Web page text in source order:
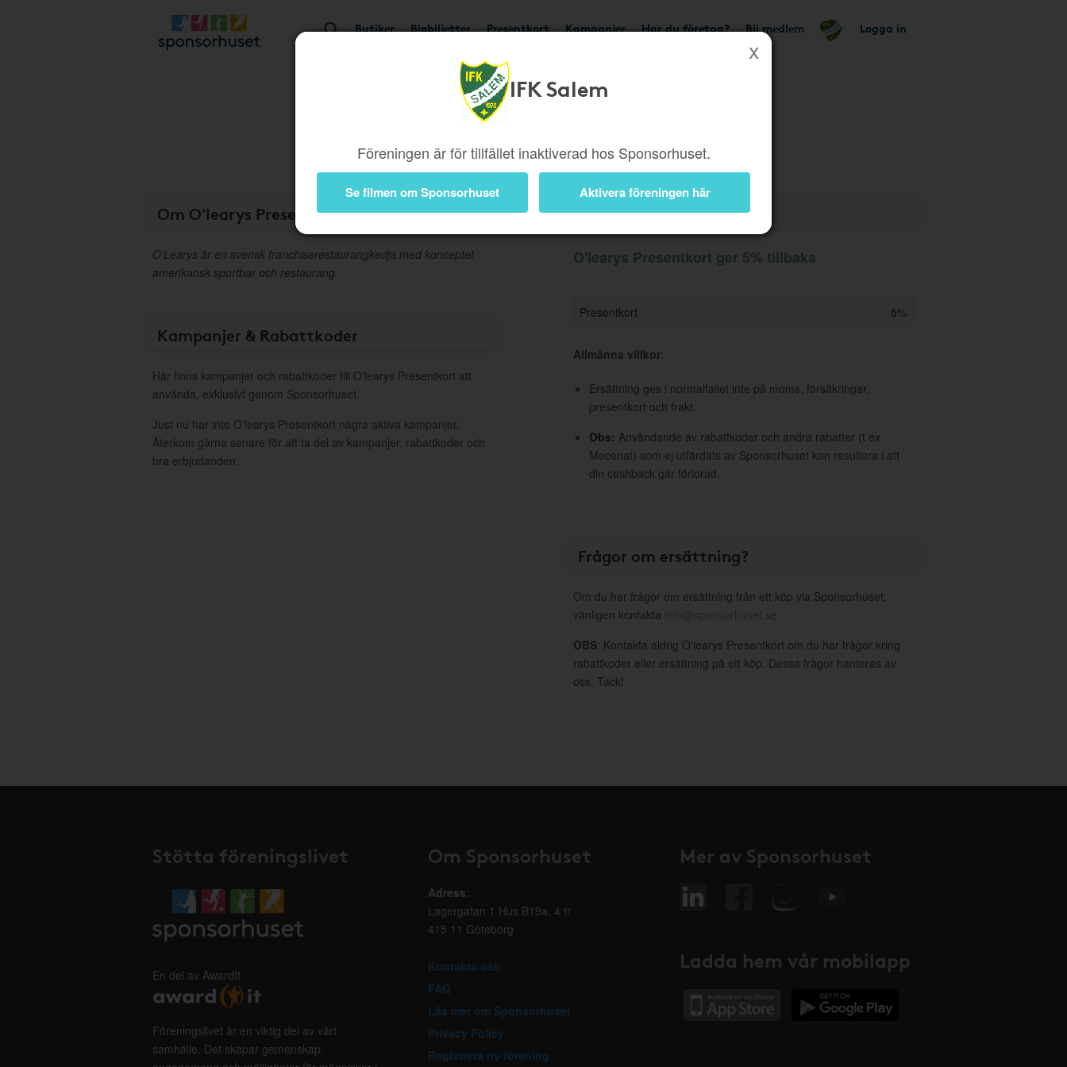
Butiker Biobiljetter Presentkort Kampanjer Har du företag? Bli medlem Logga in
IFK Salem
Föreningen är för tillfället inaktiverad hos Sponsorhuset.
Se filmen om Sponsorhuset Aktivera föreningen här
Ger 5%
Om O'learys Presentkort
O’Learys är en svensk franchiserestaurangkedja med konceptet
amerikansk sportbar och restaurang.
Kampanjer & Rabattkoder
Här finns kampanjer och rabattkoder till O'learys Presentkort att
använda, exklusivt genom Sponsorhuset.
Just nu har inte O'learys Presentkort några aktiva kampanjer.
Återkom gärna senare för att ta del av kampanjer, rabattkoder och
bra erbjudanden.
Information
O'learys Presentkort ger 5% tillbaka
Presentkort 5%
Allmänna villkor:
Ersättning ges i normalfallet inte på moms, försäkringar,
presentkort och frakt.
Obs: Användande av rabattkoder och andra rabatter (t ex
Mecenat) som ej utfärdats av Sponsorhuset kan resultera i att
din cashback går förlorad.
Frågor om ersättning?
Om du har frågor om ersättning från ett köp via Sponsorhuset,
vänligen kontakta info@sponsorhuset.se
OBS: Kontakta aldrig O'learys Presentkort om du har frågor kring
rabattkoder eller ersättning på ett köp. Dessa frågor hanteras av
oss. Tack!
Stötta föreningslivet
En del av AwardIt
Föreningslivet är en viktig del av vårt
samhälle. Det skapar gemenskap,
Om Sponsorhuset
Adress:
Lagergatan 1 Hus B19a, 4 tr
415 11 Göteborg
Kontakta oss
FAQ
Läs mer om Sponsorhuset
Privacy Policy
Registrera ny förening
Mer av Sponsorhuset
Ladda hem vår mobilapp